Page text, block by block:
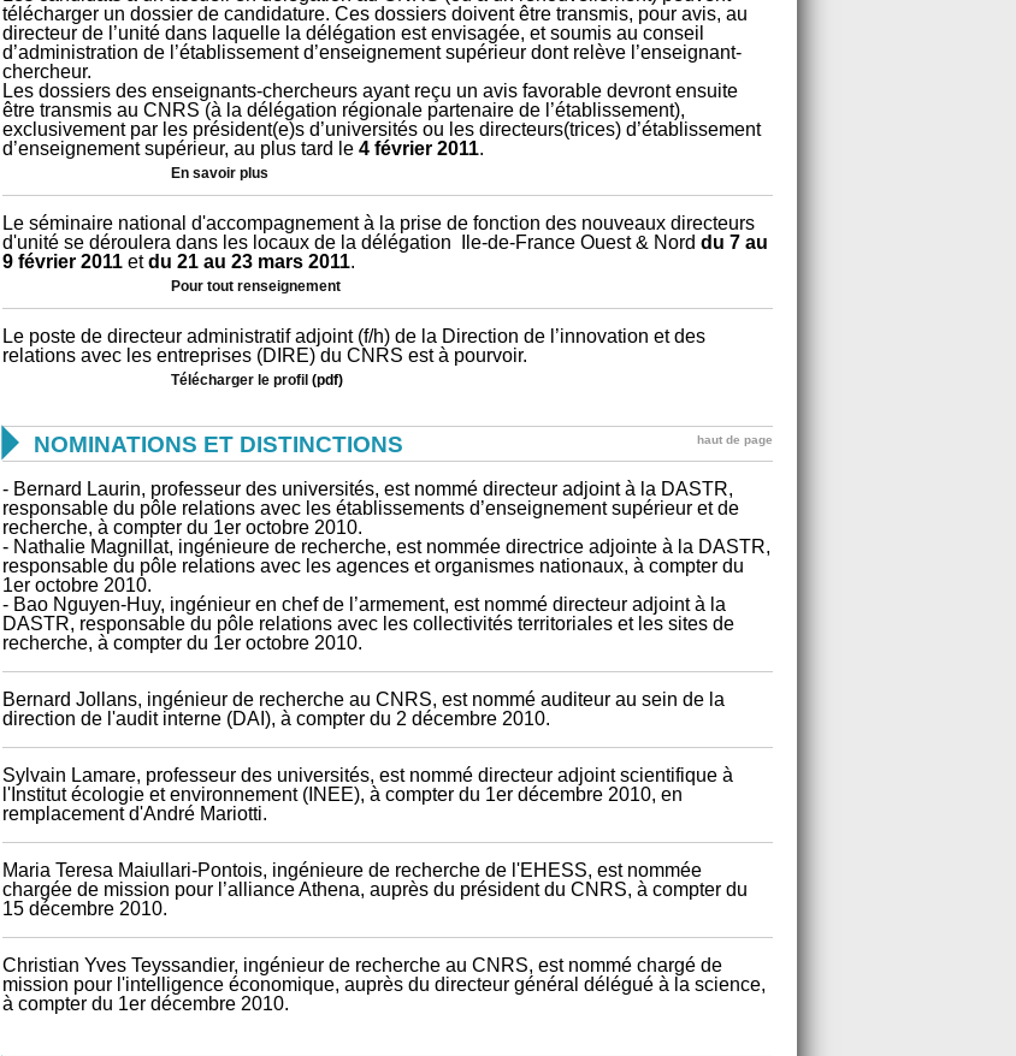
télécharger un dossier de candidature. Ces dossiers doivent être transmis, pour avis, au
directeur de l’unité dans laquelle la délégation est envisagée, et soumis au conseil
d’administration de l’établissement d’enseignement supérieur dont relève l’enseignant-
chercheur.
Les dossiers des enseignants-chercheurs ayant reçu un avis favorable devront ensuite
être transmis au CNRS (à la délégation régionale partenaire de l’établissement),
exclusivement par les président(e)s d’universités ou les directeurs(trices) d’établissement
d’enseignement supérieur, au plus tard le 4 février 2011.
En savoir plus
Le séminaire national d'accompagnement à la prise de fonction des nouveaux directeurs
d'unité se déroulera dans les locaux de la délégation Ile-de-France Ouest & Nord du 7 au
9 février 2011 etdu 21 au 23 mars 2011.
Pour tout renseignement
Le poste de directeur administratif adjoint (f/h) de la Direction de l’innovation et des
relations avec les entreprises (DIRE) du CNRS est à pourvoir.
Télécharger le profil (pdf)
 NOMINATIONS ET DISTINCTIONS haut de page
- Bernard Laurin, professeur des universités, est nommé directeur adjoint à la DASTR,
responsable du pôle relations avec les établissements d’enseignement supérieur et de
recherche, à compter du 1er octobre 2010.
- Nathalie Magnillat, ingénieure de recherche, est nommée directrice adjointe à la DASTR,
responsable du pôle relations avec les agences et organismes nationaux, à compter du
1er octobre 2010.
- Bao Nguyen-Huy, ingénieur en chef de l’armement, est nommé directeur adjoint à la
DASTR, responsable du pôle relations avec les collectivités territoriales et les sites de
recherche, à compter du 1er octobre 2010.
Bernard Jollans, ingénieur de recherche au CNRS, est nommé auditeur au sein de la
direction de l'audit interne (DAI), à compter du 2 décembre 2010.
Sylvain Lamare, professeur des universités, est nommé directeur adjoint scientifique à
l'Institut écologie et environnement (INEE), à compter du 1er décembre 2010, en
remplacement d'André Mariotti.
Maria Teresa Maiullari-Pontois, ingénieure de recherche de l'EHESS, est nommée
chargée de mission pour l’alliance Athena, auprès du président du CNRS, à compter du
15 décembre 2010.
Christian Yves Teyssandier, ingénieur de recherche au CNRS, est nommé chargé de
mission pour l'intelligence économique, auprès du directeur général délégué à la science,
à compter du 1er décembre 2010.